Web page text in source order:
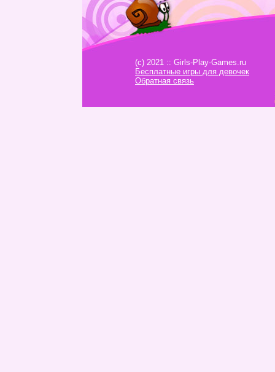
(c) 2021 :: Girls-Play-Games.ru
Бесплатные игры для девочек
Обратная связь